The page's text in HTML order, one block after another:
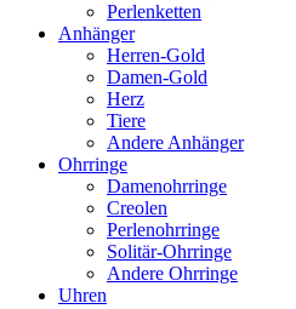
Perlenketten
Anhänger
Herren-Gold
Damen-Gold
Herz
Tiere
Andere Anhänger
Ohrringe
Damenohrringe
Creolen
Perlenohrringe
Solitär-Ohrringe
Andere Ohrringe
Uhren